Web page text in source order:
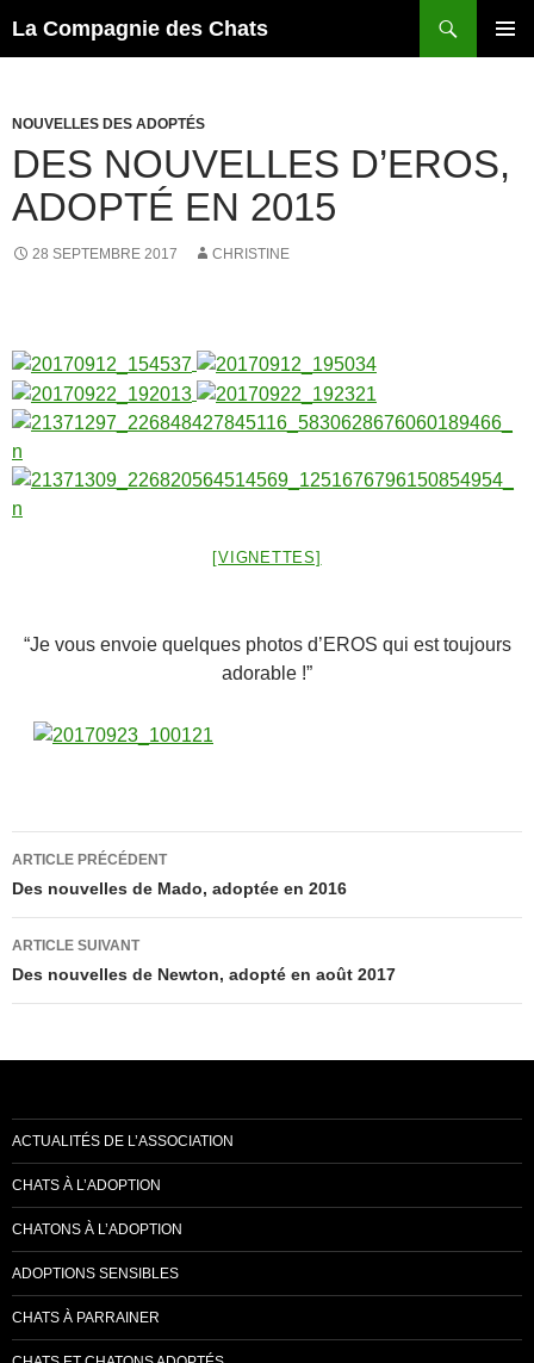
La Compagnie des Chats
NOUVELLES DES ADOPTÉS
DES NOUVELLES D’EROS,
ADOPTÉ EN 2015
28 SEPTEMBRE 2017 CHRISTINE
[VIGNETTES]
“Je vous envoie quelques photos d’EROS qui est toujours
adorable !”
Navigation
des
articles
ARTICLE PRÉCÉDENT
Des nouvelles de Mado, adoptée en 2016
ARTICLE SUIVANT
Des nouvelles de Newton, adopté en août 2017
ACTUALITÉS DE L’ASSOCIATION
CHATS À L’ADOPTION
CHATONS À L’ADOPTION
ADOPTIONS SENSIBLES
CHATS À PARRAINER